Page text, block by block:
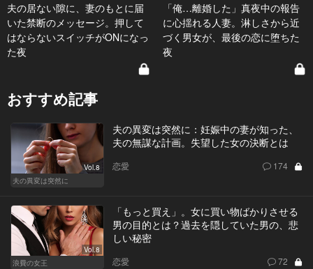
夫の居ない隙に、妻のもとに届
いた禁断のメッセージ。押して
はならないスイッチがONになっ
た夜
「俺…離婚した」真夜中の報告
に心揺れる人妻。淋しさから近
づく男女が、最後の恋に堕ちた
夜
おすすめ記事
Vol.8
夫の異変は突然に
夫の異変は突然に：妊娠中の妻が知った、
夫の無謀な計画。失望した女の決断とは
恋愛 174
Vol.8
浪費の女王
「もっと買え」。女に買い物ばかりさせる
男の目的とは？過去を隠していた男の、悲
しい秘密
恋愛 72